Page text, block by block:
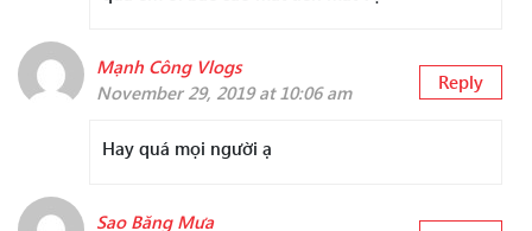
Mạnh Công Vlogs
November 29, 2019 at 10:06 am
Reply
Hay quá mọi người ạ
Sao Băng Mưa